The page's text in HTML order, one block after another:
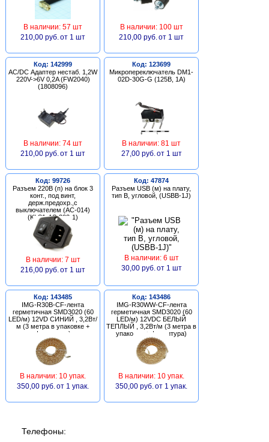
В наличии: 57 шт
210,00 руб. от 1 шт
В наличии: 100 шт
210,00 руб. от 1 шт
Код: 142999
AC/DC Адаптер нестаб. 1,2W
220V->6V 0,2A (FW2040)
(1808096)
В наличии: 74 шт
210,00 руб. от 1 шт
Код: 123699
Микропереключатель DM1-
02D-30G-G (125В, 1А)
В наличии: 81 шт
27,00 руб. от 1 шт
Код: 99726
Разъем 220В (п) на блок 3
конт., под винт,
держ.предохр.,с
выключателем (AC-014)
(KLS1-AS-303-1)
В наличии: 7 шт
216,00 руб. от 1 шт
Код: 47874
Разъем USB (м) на плату,
тип В, угловой, (USBB-1J)
В наличии: 6 шт
30,00 руб. от 1 шт
Код: 143485
IMG-R30B-CF-лента
герметичная SMD3020 (60
LED/м) 12VD СИНИЙ , 3,2Вт/
м (3 метра в упаковке +
фурнитура)
В наличии: 10 упак.
350,00 руб. от 1 упак.
Код: 143486
IMG-R30WW-CF-лента
герметичная SMD3020 (60
LED/м) 12VDC БЕЛЫЙ
ТЕПЛЫЙ , 3,2Вт/м (3 метра в
упаковке + фурнитура)
В наличии: 10 упак.
350,00 руб. от 1 упак.
Телефоны: